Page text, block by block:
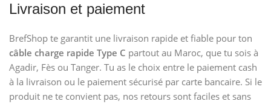
Livraison et paiement
BrefShop te garantit une livraison rapide et fiable pour ton
câble charge rapide Type C partout au Maroc, que tu sois à
Agadir, Fès ou Tanger. Tu as le choix entre le paiement cash
à la livraison ou le paiement sécurisé par carte bancaire. Si le
produit ne te convient pas, nos retours sont faciles et sans